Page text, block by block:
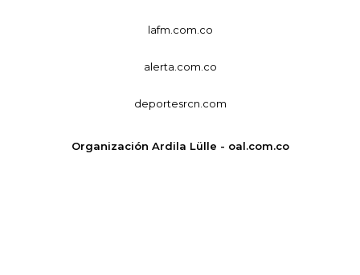
lafm.com.co
alerta.com.co
deportesrcn.com
Organización Ardila Lülle - oal.com.co